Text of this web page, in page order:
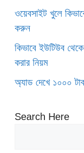
ওয়েবসাইট খুলে
করুন
কিভাবে ইউটিউব
করার নিয়ম
অ্যাড দেখে ১০০০
Search Here